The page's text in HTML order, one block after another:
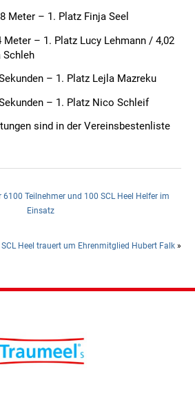
Meter – 1. Platz Finja Seel
Meter – 1. Platz Lucy Lehmann / 4,02
Schleh
– 1. Platz Lejla Mazreku
– 1. Platz Nico Schleif
sind in der Vereinsbestenliste
Teilnehmer und 100 SCL Heel Helfer im
Einsatz
SCL Heel trauert um Ehrenmitglied Hubert Falk »